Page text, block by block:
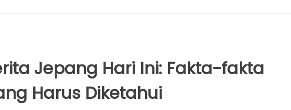
Jepang Hari Ini: Fakta-fakta
Harus Diketahui